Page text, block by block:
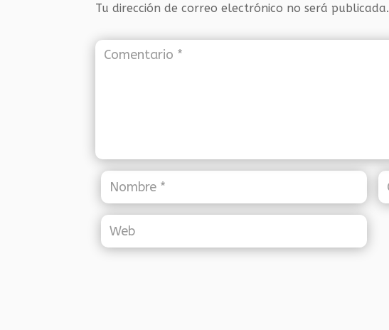
Tu dirección de correo electrónico no será publicada.